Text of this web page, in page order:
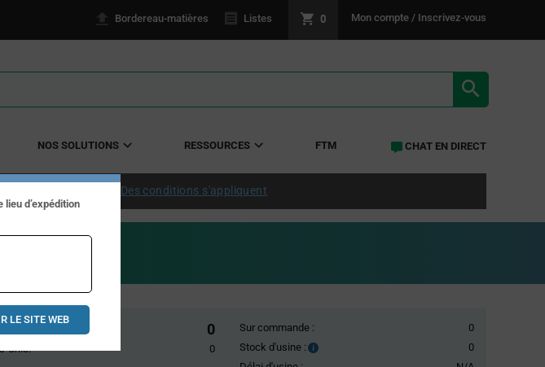
Bordereau-matières Listes 0 Mon compte / Inscrivez-vous
NOS SOLUTIONS RESSOURCES FTM CHAT EN DIRECT
à partir de 50 $ US. Des conditions s'appliquent
global 0
Unis: 0
Sur commande :
0
Stock d'usine :
Stock
0
d’expédition
LE SITE WEB